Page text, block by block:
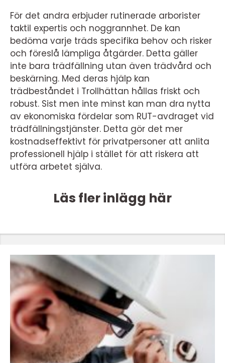
För det andra erbjuder rutinerade arborister
taktil expertis och noggrannhet. De kan
bedöma varje träds specifika behov och risker
och föreslå lämpliga åtgärder. Detta gäller
inte bara trädfällning utan även trädvård och
beskärning. Med deras hjälp kan
trädbeståndet i Trollhättan hållas friskt och
robust. Sist men inte minst kan man dra nytta
av ekonomiska fördelar som RUT-avdraget vid
trädfällningstjänster. Detta gör det mer
kostnadseffektivt för privatpersoner att anlita
professionell hjälp i stället för att riskera att
utföra arbetet själva.
Läs fler inlägg här